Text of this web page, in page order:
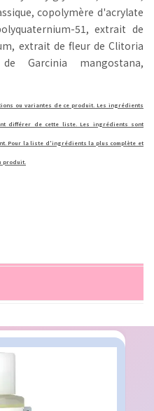
copolymère d'acrylate
51, extrait de
extrait de fleur de Clitoria
Garcinia mangostana,
ou variantes de ce produit. Les ingrédients
différer de cette liste. Les ingrédients sont
Pour la liste d'ingrédients la plus complète et
produit.